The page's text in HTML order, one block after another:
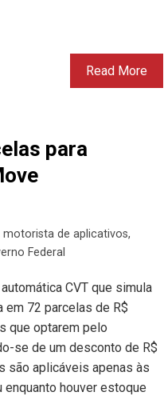
Read More
para
motorista de aplicativos,
Federal
CVT que simula
72 parcelas de R$
que optarem pelo
se de um desconto de R$
são aplicáveis apenas às
houver estoque